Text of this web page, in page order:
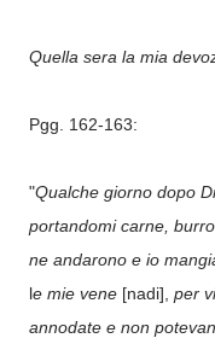
Quella sera la mia
Pgg. 162-163:
"Qualche giorno dopo
portandomi carne,
ne andarono e io
le mie vene [nadi], per
annodate e non